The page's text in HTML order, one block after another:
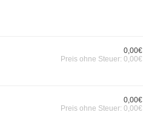
0,00€
Preis ohne Steuer: 0,00€
0,00€
Preis ohne Steuer: 0,00€